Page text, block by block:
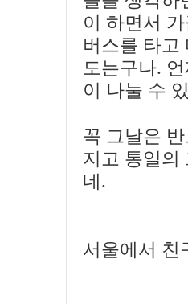
이 하면서
버스를 타고
도는구나.
이 나눌 수
꼭 그날은
지고 통일의
네.
서울에서 친